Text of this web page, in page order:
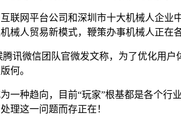
网平台公司和深圳市十大机械人企业
械人贸易新模式，鞭策办事机械人正在
微信团队官微发文称，为了优化用户
何。
种趋向，目前“玩家”根基都是各个行
理这一问题而存正在！